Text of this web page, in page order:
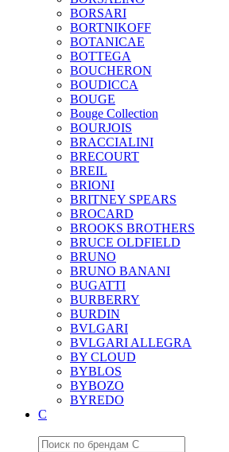
BORSARI
BORTNIKOFF
BOTANICAE
BOTTEGA
BOUCHERON
BOUDICCA
BOUGE
Bouge Collection
BOURJOIS
BRACCIALINI
BRECOURT
BREIL
BRIONI
BRITNEY SPEARS
BROCARD
BROOKS BROTHERS
BRUCE OLDFIELD
BRUNO
BRUNO BANANI
BUGATTI
BURBERRY
BURDIN
BVLGARI
BVLGARI ALLEGRA
BY CLOUD
BYBLOS
BYBOZO
BYREDO
C